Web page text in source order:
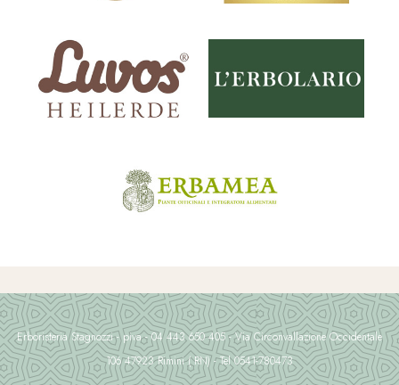
Erboristeria Stagnozzi - piva - 04 443 650 405 - Via Circonvallazione Occidentale
106 47923 Rimini ( RN) - Tel 0541-780473